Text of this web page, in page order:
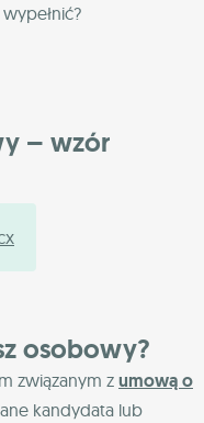
– wzór
osobowy?
związanym z umową o
kandydata lub